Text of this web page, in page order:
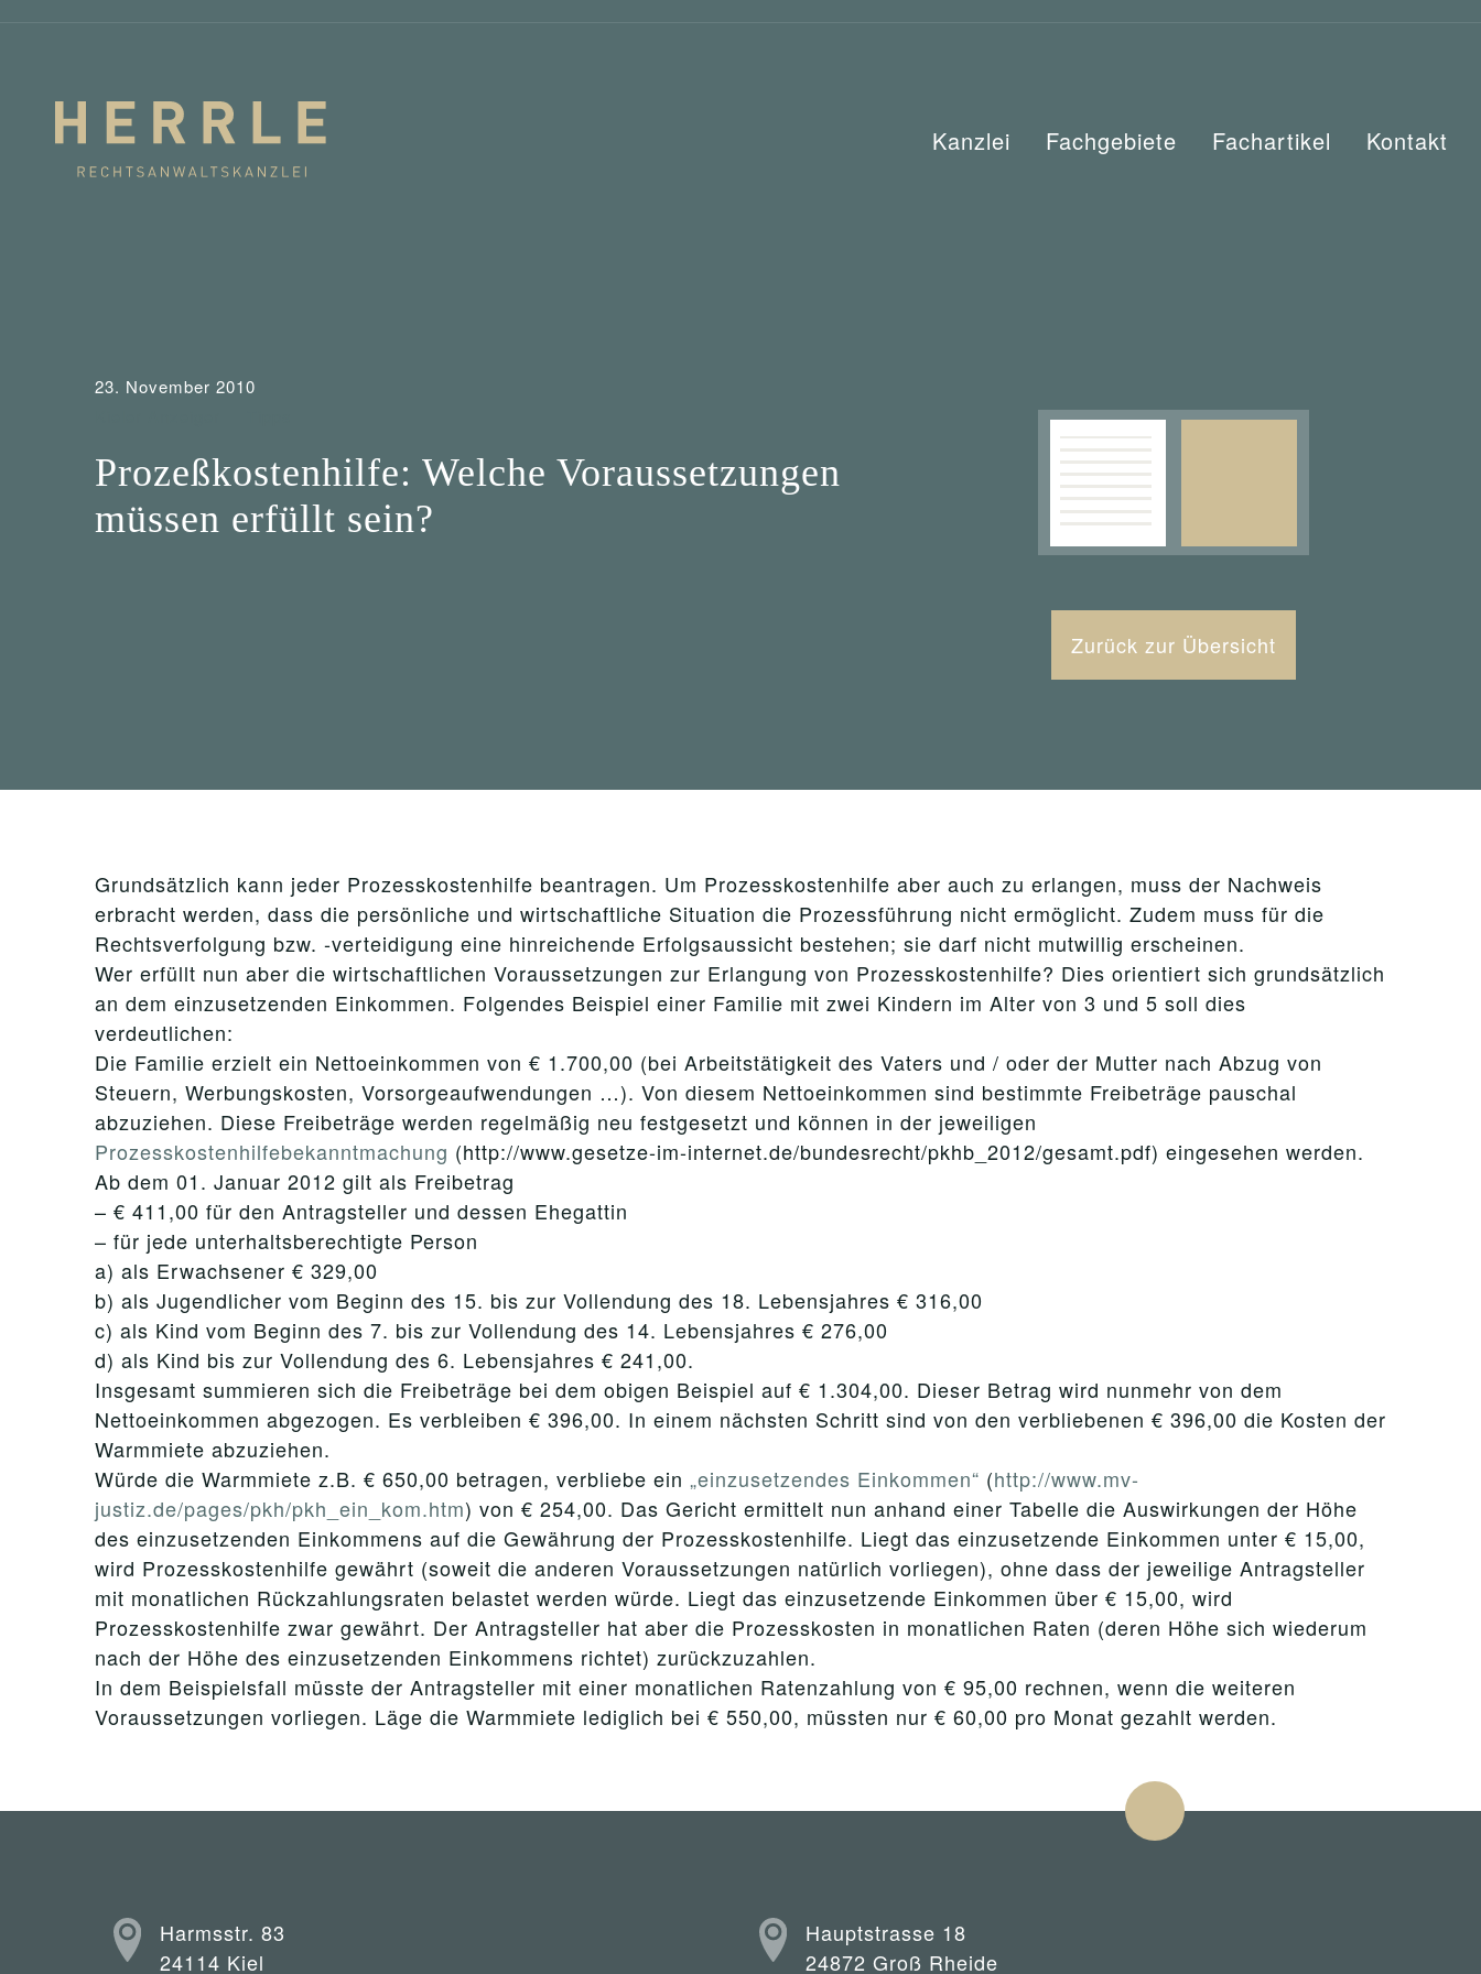
Kanzlei Fachgebiete Fachartikel Kontakt
23. November 2010
Prozeßkostenhilfe: Welche Voraussetzungen
müssen erfüllt sein?
Zurück zur Übersicht
Grundsätzlich kann jeder Prozesskostenhilfe beantragen. Um Prozesskostenhilfe aber auch zu erlangen, muss der Nachweis
erbracht werden, dass die persönliche und wirtschaftliche Situation die Prozessführung nicht ermöglicht. Zudem muss für die
Rechtsverfolgung bzw. -verteidigung eine hinreichende Erfolgsaussicht bestehen; sie darf nicht mutwillig erscheinen.
Wer erfüllt nun aber die wirtschaftlichen Voraussetzungen zur Erlangung von Prozesskostenhilfe? Dies orientiert sich grundsätzlich
an dem einzusetzenden Einkommen. Folgendes Beispiel einer Familie mit zwei Kindern im Alter von 3 und 5 soll dies
verdeutlichen:
Die Familie erzielt ein Nettoeinkommen von € 1.700,00 (bei Arbeitstätigkeit des Vaters und / oder der Mutter nach Abzug von
Steuern, Werbungskosten, Vorsorgeaufwendungen …). Von diesem Nettoeinkommen sind bestimmte Freibeträge pauschal
abzuziehen. Diese Freibeträge werden regelmäßig neu festgesetzt und können in der jeweiligen
Prozesskostenhilfebekanntmachung (http://www.gesetze-im-internet.de/bundesrecht/pkhb_2012/gesamt.pdf) eingesehen werden.
Ab dem 01. Januar 2012 gilt als Freibetrag
– € 411,00 für den Antragsteller und dessen Ehegattin
– für jede unterhaltsberechtigte Person
a) als Erwachsener € 329,00
b) als Jugendlicher vom Beginn des 15. bis zur Vollendung des 18. Lebensjahres € 316,00
c) als Kind vom Beginn des 7. bis zur Vollendung des 14. Lebensjahres € 276,00
d) als Kind bis zur Vollendung des 6. Lebensjahres € 241,00.
Insgesamt summieren sich die Freibeträge bei dem obigen Beispiel auf € 1.304,00. Dieser Betrag wird nunmehr von dem
Nettoeinkommen abgezogen. Es verbleiben € 396,00. In einem nächsten Schritt sind von den verbliebenen € 396,00 die Kosten der
Warmmiete abzuziehen.
Würde die Warmmiete z.B. € 650,00 betragen, verbliebe ein „einzusetzendes Einkommen“ (http://www.mv-
justiz.de/pages/pkh/pkh_ein_kom.htm) von € 254,00. Das Gericht ermittelt nun anhand einer Tabelle die Auswirkungen der Höhe
des einzusetzenden Einkommens auf die Gewährung der Prozesskostenhilfe. Liegt das einzusetzende Einkommen unter € 15,00,
wird Prozesskostenhilfe gewährt (soweit die anderen Voraussetzungen natürlich vorliegen), ohne dass der jeweilige Antragsteller
mit monatlichen Rückzahlungsraten belastet werden würde. Liegt das einzusetzende Einkommen über € 15,00, wird
Prozesskostenhilfe zwar gewährt. Der Antragsteller hat aber die Prozesskosten in monatlichen Raten (deren Höhe sich wiederum
nach der Höhe des einzusetzenden Einkommens richtet) zurückzuzahlen.
In dem Beispielsfall müsste der Antragsteller mit einer monatlichen Ratenzahlung von € 95,00 rechnen, wenn die weiteren
Voraussetzungen vorliegen. Läge die Warmmiete lediglich bei € 550,00, müssten nur € 60,00 pro Monat gezahlt werden.
Harmsstr. 83
24114 Kiel
Hauptstrasse 18
24872 Groß Rheide